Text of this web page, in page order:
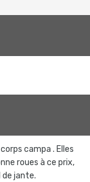
campa . Elles
roues à ce prix,
de jante.